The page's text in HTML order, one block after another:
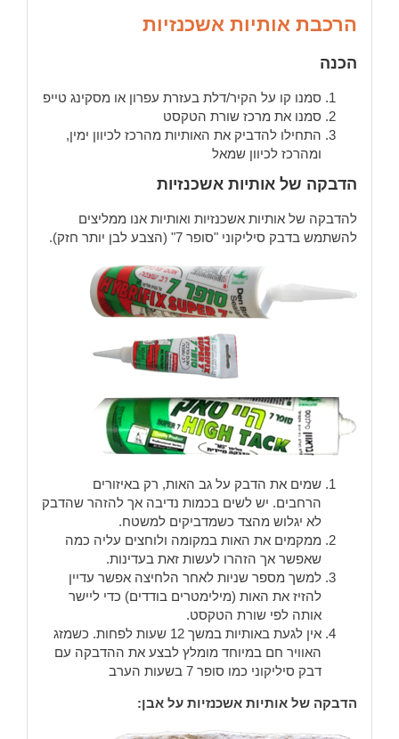
הרכבת אותיות אשכנזיות
הכנה
סמנו קו על הקיר/דלת בעזרת עפרון או מסקינג טייפ
סמנו את מרכז שורת הטקסט
התחילו להדביק את האותיות מהרכז לכיוון ימין,
ומהרכז לכיוון שמאל
הדבקה של אותיות אשכנזיות
להדבקה של אותיות אשכנזיות ואותיות אנו ממליצים
להשתמש בדבק סיליקוני "סופר 7" (הצבע לבן יותר חזק).
שמים את הדבק על גב האות, רק באיזורים
הרחבים. יש לשים בכמות נדיבה אך להזהר שהדבק
לא יגלוש מהצד כשמדביקים למשטח.
ממקמים את האות במקומה ולוחצים עליה כמה
שאפשר אך הזהרו לעשות זאת בעדינות.
למשך מספר שניות לאחר הלחיצה אפשר עדיין
להזיז את האות (מילימטרים בודדים) כדי ליישר
אותה לפי שורת הטקסט.
אין לגעת באותיות במשך 12 שעות לפחות. כשמזג
האוויר חם במיוחד מומלץ לבצע את ההדבקה עם
דבק סיליקוני כמו סופר 7 בשעות הערב
הדבקה של אותיות אשכנזיות על אבן: